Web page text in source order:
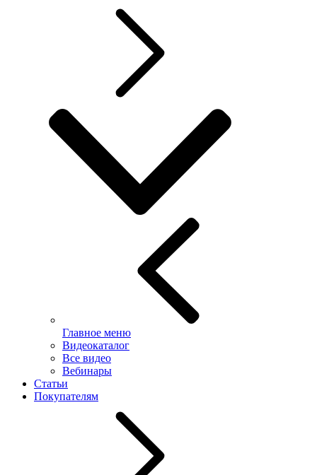
Главное меню
Видеокаталог
Все видео
Вебинары
Статьи
Покупателям